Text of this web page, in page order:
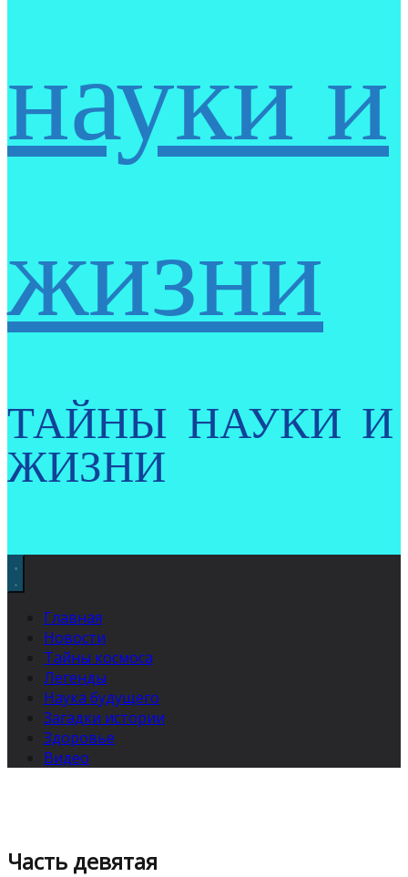
науки и
жизни
ТАЙНЫ НАУКИ И
ЖИЗНИ
Главная
Новости
Тайны космоса
Легенды
Наука будущего
Загадки истории
Здоровье
Видео
Часть девятая